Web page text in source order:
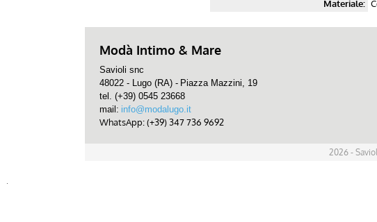
Materiale:
Modà Intimo & Mare
Savioli snc
48022 - Lugo (RA) - Piazza Mazzini, 19
tel. (+39) 0545 23668
mail: info@modalugo.it
WhatsApp: (+39) 347 736 9692
2026 -